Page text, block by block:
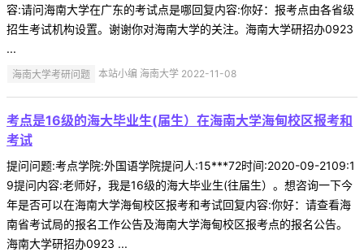
容:请问海南大学在广东的考试点是哪回复内容:你好：报考点由各省级
招生考试机构设置。谢谢你对海南大学的关注。海南大学研招办0923
...
海南大学考研问题 本站小编 海南大学 2022-11-08
考点是16级的海大毕业生(届生）在海南大学海甸校区报考和
考试
提问问题:考点学院:外国语学院提问人:15***72时间:2020-09-2109:1
9提问内容:老师好，我是16级的海大毕业生(往届生）。想咨询一下今
年是否可以在海南大学海甸校区报考和考试回复内容:你好：请查看海
南省考试局的报名工作公告及海南大学海甸校区报考点的报名公告。
海南大学研招办0923 ...